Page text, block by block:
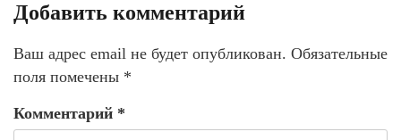
Добавить комментарий
Ваш адрес email не будет опубликован. Обязательные
поля помечены *
Комментарий *